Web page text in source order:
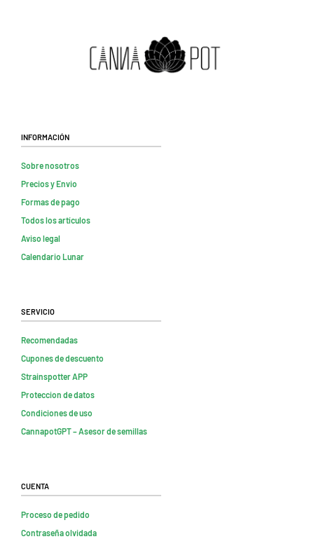
Información
Sobre nosotros
Precios y Envio
Formas de pago
Todos los artículos
Aviso legal
Calendario Lunar
Servicio
Recomendadas
Cupones de descuento
Strainspotter APP
Proteccion de datos
Condiciones de uso
CannapotGPT – Asesor de semillas
Cuenta
Proceso de pedido
Contraseña olvidada